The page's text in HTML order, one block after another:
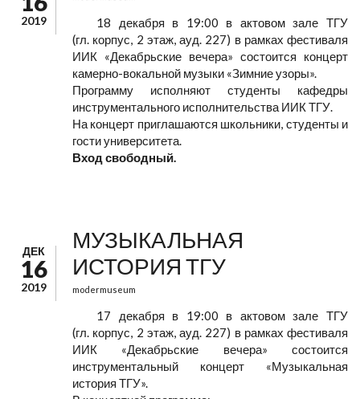
2019
18 декабря в 19:00 в актовом зале ТГУ
(гл. корпус, 2 этаж, ауд. 227) в рамках фестиваля
ИИК «Декабрьские вечера» состоится концерт
камерно-вокальной музыки «Зимние узоры».
Программу исполняют студенты кафедры
инструментального исполнительства ИИК ТГУ.
На концерт приглашаются школьники, студенты и
гости университета.
Вход свободный.
ДЕК
16
2019
МУЗЫКАЛЬНАЯ
ИСТОРИЯ ТГУ
modermuseum
17 декабря в 19:00 в актовом зале ТГУ
(гл. корпус, 2 этаж, ауд. 227) в рамках фестиваля
ИИК «Декабрьские вечера» состоится
инструментальный концерт «Музыкальная
история ТГУ».